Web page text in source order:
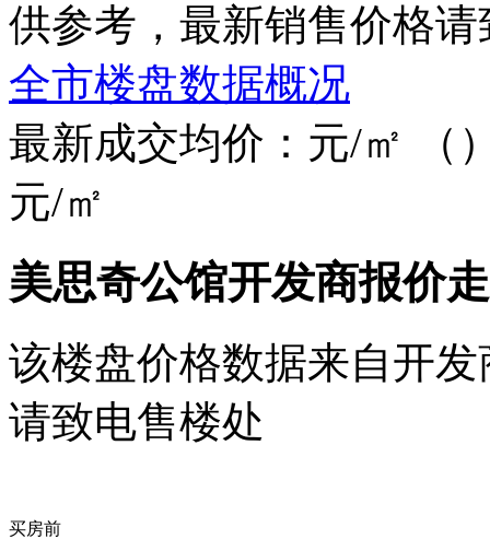
供参考，最新销售价格
全市楼盘数据概况
最新成交均价： 元/㎡ （
元/㎡
美思奇公馆开发商报价
该楼盘价格数据来自开
请致电售楼处
买房前